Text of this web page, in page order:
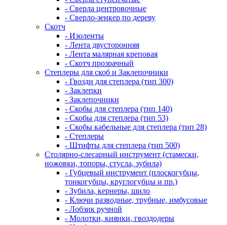
- Сверла центровочные
- Сверло-зенкер по дереву
Скотч
- Изоленты
- Лента двусторонняя
- Лента малярная креповая
- Скотч прозрачный
Степлеры для скоб и Заклепочники
- Гвозди для степлера (тип 300)
- Заклепки
- Заклепочники
- Скобы для степлера (тип 140)
- Скобы для степлера (тип 53)
- Скобы кабельные для степлера (тип 28)
- Степлеры
- Штифты для степлера (тип 500)
Столярно-слесарный инструмент (стамески,
ножовки, топоры, стусла, зубила)
- Губцевый инструмент (плоскогубцы,
тонкогубцы, круглогубцы и пр.)
- Зубила, кернеры, шило
- Ключи разводные, трубные, имбусовые
- Лобзик ручной
- Молотки, киянки, гвоздодеры